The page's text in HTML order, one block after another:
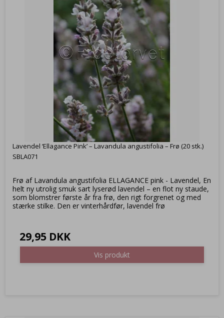
Lavendel ‘Ellagance Pink’ – Lavandula angustifolia – Frø (20 stk.)
SBLA071
Frø af Lavandula angustifolia ELLAGANCE pink - Lavendel, En
helt ny utrolig smuk sart lyserød lavendel – en flot ny staude,
som blomstrer første år fra frø, den rigt forgrenet og med
stærke stilke. Den er vinterhårdfør, lavendel frø
29,95 DKK
Vis produkt